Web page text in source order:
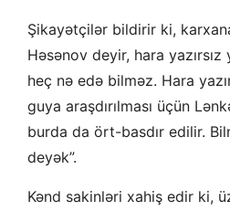
Şikayətçilər bildirir ki,
Həsənov deyir, hara yazırsız
heç nə edə bilməz. Hara
guya araşdırılması üçün
burda da ört-basdır edilir.
deyək”.
Kənd sakinləri xahiş edir ki,